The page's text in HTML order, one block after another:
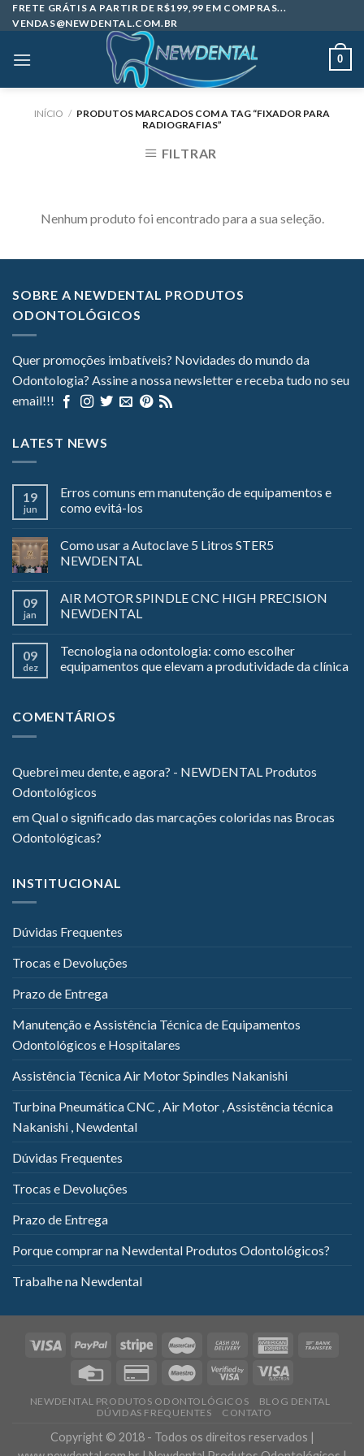
Skip
to
FRETE GRÁTIS A PARTIR DE R$199,99 EM COMPRAS...
VENDAS@NEWDENTAL.COM.BR
0
INÍCIO / PRODUTOS MARCADOS COM A TAG “FIXADOR PARA
RADIOGRAFIAS”
FILTRAR
Nenhum produto foi encontrado para a sua seleção.
SOBRE A NEWDENTAL PRODUTOS
ODONTOLÓGICOS
Quer promoções imbatíveis? Novidades do mundo da
Odontologia? Assine a nossa newsletter e receba tudo no seu
email!!!
LATEST NEWS
19
jun
Erros comuns em manutenção de equipamentos e
como evitá-los
Como usar a Autoclave 5 Litros STER5
NEWDENTAL
09
jan
AIR MOTOR SPINDLE CNC HIGH PRECISION
NEWDENTAL
09
dez
Tecnologia na odontologia: como escolher
equipamentos que elevam a produtividade da clínica
COMENTÁRIOS
Quebrei meu dente, e agora? - NEWDENTAL Produtos
Odontológicos
emQual o significado das marcações coloridas nas Brocas
Odontológicas?
INSTITUCIONAL
Dúvidas Frequentes
Trocas e Devoluções
Prazo de Entrega
Manutenção e Assistência Técnica de Equipamentos
Odontológicos e Hospitalares
Assistência Técnica Air Motor Spindles Nakanishi
Turbina Pneumática CNC , Air Motor , Assistência técnica
Nakanishi , Newdental
Dúvidas Frequentes
Trocas e Devoluções
Prazo de Entrega
Porque comprar na Newdental Produtos Odontológicos?
Trabalhe na Newdental
NEWDENTAL PRODUTOS ODONTOLÓGICOS
BLOG DENTAL
DÚVIDAS FREQUENTES
CONTATO
Copyright © 2018 - Todos os direitos reservados |